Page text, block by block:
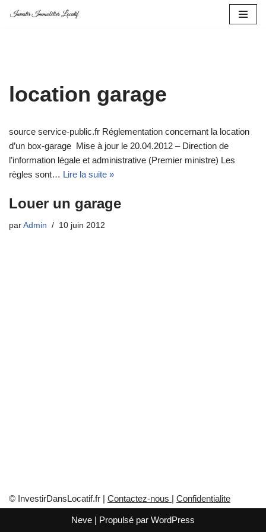
location garage
source service-public.fr Réglementation concernant la location
d’un box-garage Mise à jour le 20.04.2012 – Direction de
l’information légale et administrative (Premier ministre) Les
règles sont… Lire la suite »
Louer un garage
par Admin 10 juin 2012
© InvestirDansLocatif.fr | Contactez-nous | Confidentialite
Neve | Propulsé par WordPress